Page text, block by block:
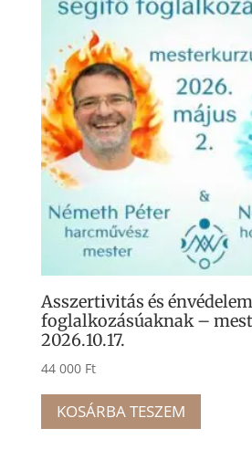
Asszertivitás és
foglalkozásúaknak –
2026.10.17.
44 000 Ft
KOSÁRBA TESZEM